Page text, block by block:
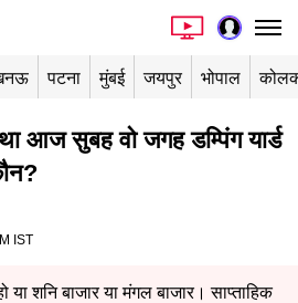
पटना मुंबई जयपुर भोपाल
आज सुबह वो जगह डम्पिंग यार्ड
IST
शनि बाजार या मंगल बाजार। साप्ताहिक